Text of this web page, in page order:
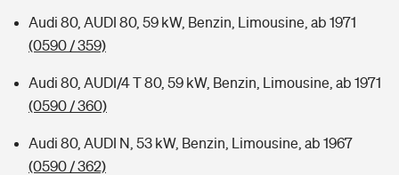
Audi 80, AUDI 80, 59 kW, Benzin, Limousine, ab 1971
(0590 / 359)
Audi 80, AUDI/4 T 80, 59 kW, Benzin, Limousine, ab 1971
(0590 / 360)
Audi 80, AUDI N, 53 kW, Benzin, Limousine, ab 1967
(0590 / 362)